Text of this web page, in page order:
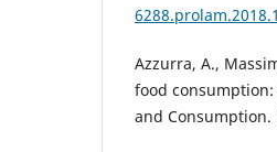
Azzurra, A.,
food
and Consumption.